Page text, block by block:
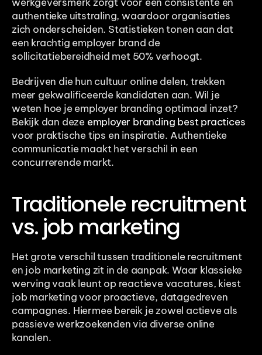
authentieke uitstraling, waardoor organisaties
zich onderscheiden. Statistieken tonen aan dat
een krachtig employer brand de
sollicitatiebereidheid met 50% verhoogt.
Bedrijven die hun cultuur online delen, trekken
meer gekwalificeerde kandidaten aan. Wil je
weten hoe je employer branding optimaal inzet?
Bekijk dan deze employer branding best practices
voor praktische tips en inspiratie. Authentieke
communicatie maakt het verschil in een
concurrerende markt.
Traditionele recruitment
vs. job marketing
Het grote verschil tussen traditionele recruitment
en job marketing zit in de aanpak. Waar klassieke
werving vaak leunt op reactieve vacatures, kiest
job marketing voor proactieve, datagedreven
campagnes. Hiermee bereik je zowel actieve als
passieve werkzoekenden via diverse online
kanalen.